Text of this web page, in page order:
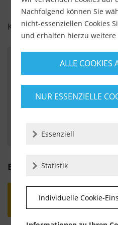
Gut
Bewertung schreiben
Bewertungen
Nachfolgend können Sie
nicht-essenziellen Cookies
und erhalten hierzu
ALLE COOKIES
NUR ESSENZIELLE
Essenziell
Statistik
Individuelle Cookie-